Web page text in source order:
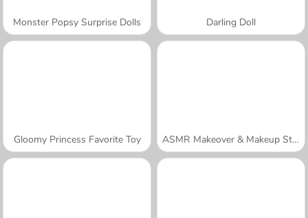
Monster Popsy Surprise Dolls Darling Doll
Gloomy Princess Favorite Toy ASMR Makeover & Makeup Studio